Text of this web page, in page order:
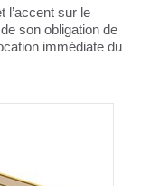
l’accent sur le
son obligation de
immédiate du